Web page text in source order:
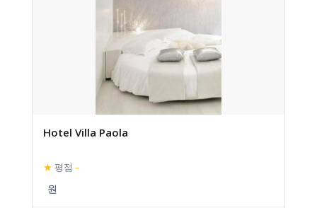
Hotel Villa Paola
★ 평점 –